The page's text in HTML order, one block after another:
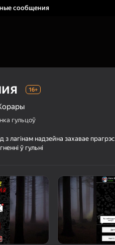
сообщения
Сімулятары
Гульняў
16+
гульцоў
з лагінам надзейна захавае прагрэс
ў гульні